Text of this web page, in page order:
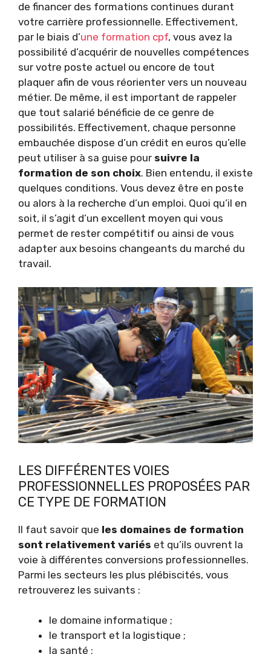
de financer des formations continues durant
votre carrière professionnelle. Effectivement,
par le biais d’une formation cpf, vous avez la
possibilité d’acquérir de nouvelles compétences
sur votre poste actuel ou encore de tout
plaquer afin de vous réorienter vers un nouveau
métier. De même, il est important de rappeler
que tout salarié bénéficie de ce genre de
possibilités. Effectivement, chaque personne
embauchée dispose d’un crédit en euros qu’elle
peut utiliser à sa guise pour suivre la
formation de son choix. Bien entendu, il existe
quelques conditions. Vous devez être en poste
ou alors à la recherche d’un emploi. Quoi qu’il en
soit, il s’agit d’un excellent moyen qui vous
permet de rester compétitif ou ainsi de vous
adapter aux besoins changeants du marché du
travail.
LES DIFFÉRENTES VOIES
PROFESSIONNELLES PROPOSÉES PAR
CE TYPE DE FORMATION
Il faut savoir que les domaines de formation
sont relativement variés et qu’ils ouvrent la
voie à différentes conversions professionnelles.
Parmi les secteurs les plus plébiscités, vous
retrouverez les suivants :
le domaine informatique ;
le transport et la logistique ;
la santé ;